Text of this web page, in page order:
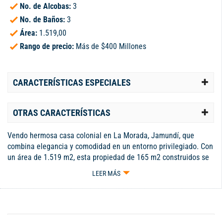
No. de Alcobas: 3
No. de Baños: 3
Área: 1.519,00
Rango de precio: Más de $400 Millones
CARACTERÍSTICAS ESPECIALES
OTRAS CARACTERÍSTICAS
Vendo hermosa casa colonial en La Morada, Jamundí, que
combina elegancia y comodidad en un entorno privilegiado. Con
un área de 1.519 m2, esta propiedad de 165 m2 construidos se
destaca por su diseño acogedor y funcional. En el primer piso,
un comedor ideal para compartir momentos en familia. La
LEER MÁS